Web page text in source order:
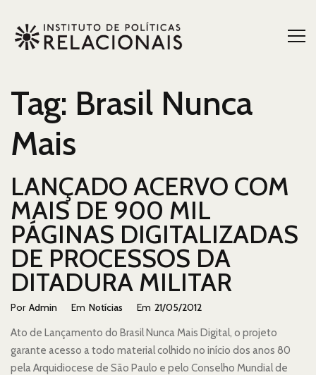
Tag: Brasil Nunca
Mais
LANÇADO ACERVO COM
MAIS DE 900 MIL
PÁGINAS DIGITALIZADAS
DE PROCESSOS DA
DITADURA MILITAR
Por Admin Categorias
Em Notícias
Postado
Em 21/05/2012
Ato de Lançamento do Brasil Nunca Mais Digital, o projeto
garante acesso a todo material colhido no início dos anos 80
pela Arquidiocese de São Paulo e pelo Conselho Mundial de